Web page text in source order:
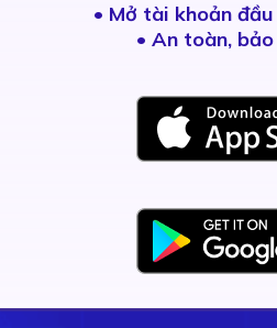
• Mở tài khoản
• An toàn,